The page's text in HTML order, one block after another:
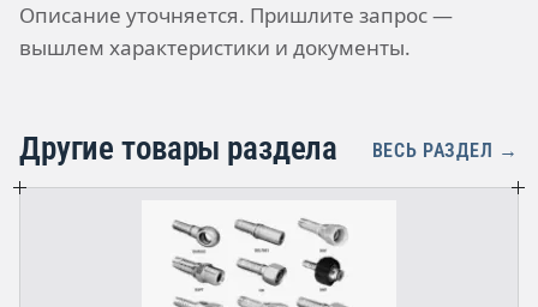
Описание уточняется. Пришлите запрос —
вышлем характеристики и документы.
Другие товары раздела ВЕСЬ РАЗДЕЛ →